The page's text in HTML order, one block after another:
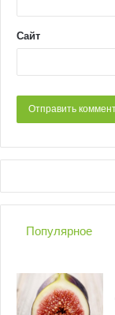
Сайт
Популярное